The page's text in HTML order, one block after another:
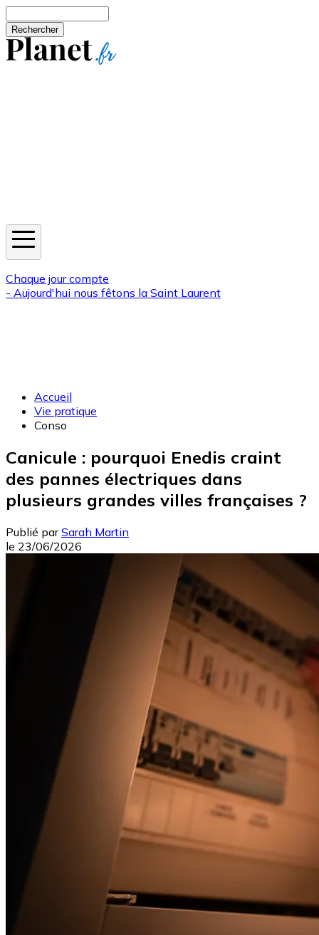
Chaque jour compte
- Aujourd'hui nous fêtons la Saint Laurent
Accueil
Vie pratique
Conso
Canicule : pourquoi Enedis craint
des pannes électriques dans
plusieurs grandes villes françaises ?
Publié par Sarah Martin
le 23/06/2026